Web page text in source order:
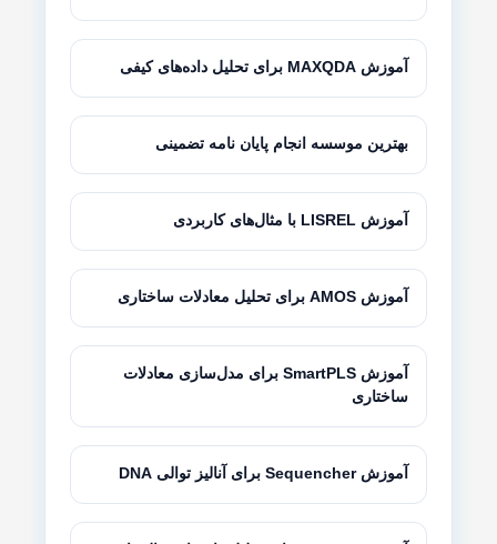
آموزش MAXQDA برای تحلیل داده‌های کیفی
بهترین موسسه انجام پایان نامه تضمینی
آموزش LISREL با مثال‌های کاربردی
آموزش AMOS برای تحلیل معادلات ساختاری
آموزش SmartPLS برای مدل‌سازی معادلات
ساختاری
آموزش Sequencher برای آنالیز توالی DNA